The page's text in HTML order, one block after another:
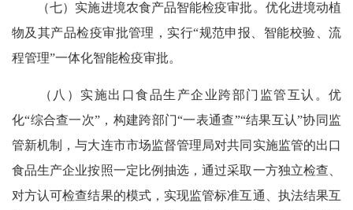
（七）实施进境农食产品智能检疫审批。优化进境动植
物及其产品检疫审批管理，实行“规范申报、智能校验、流
程管理”一体化智能检疫审批。
（八）实施出口食品生产企业跨部门监管互认。优
化“综合查一次”，构建跨部门“一表通查”“结果互认”协同监
管新机制，与大连市市场监督管理局对共同实施监管的出口
食品生产企业按照一定比例抽选，通过采取一方独立检查、
对方认可检查结果的模式，实现监管标准互通、执法结果互